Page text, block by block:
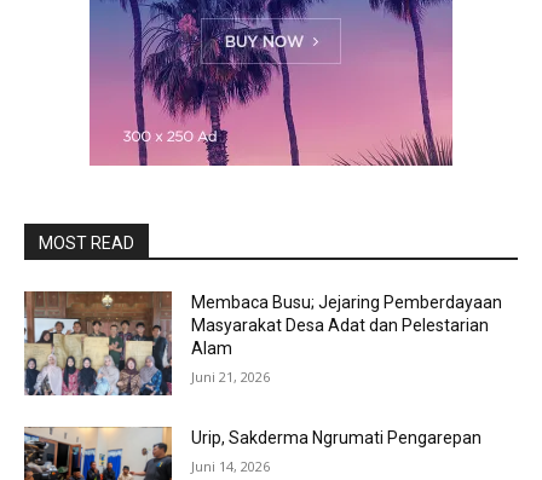
MOST READ
Membaca Busu; Jejaring Pemberdayaan
Masyarakat Desa Adat dan Pelestarian
Alam
Juni 21, 2026
Urip, Sakderma Ngrumati Pengarepan
Juni 14, 2026